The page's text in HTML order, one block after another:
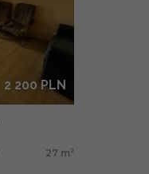
2 200 PLN
27 m 2